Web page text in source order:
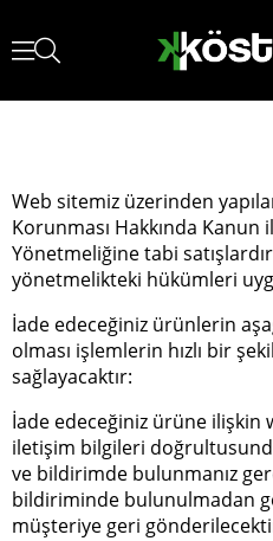
Web sitemiz üzerinden
Korunması Hakkında Kanun
Yönetmeliğine tabi
yönetmelikteki hükümleri
İade edeceğiniz ürünlerin
olması işlemlerin hızlı bir
sağlayacaktır:
İade edeceğiniz ürüne ilişkin
iletişim bilgileri
ve bildirimde bulunmanız
bildiriminde bulunulmadan
müşteriye geri